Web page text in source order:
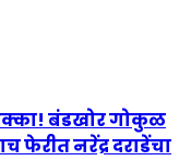
बंडखोर गोकुळ
फेरीत नरेंद्र दराडेंचा